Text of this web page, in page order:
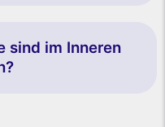
sind im Inneren